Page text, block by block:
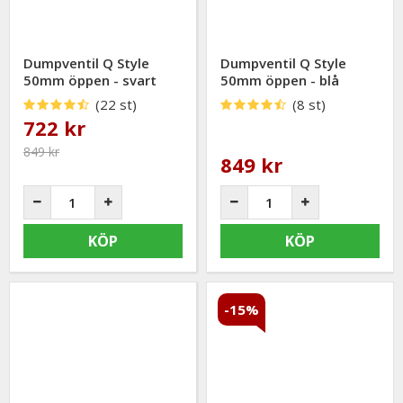
Dumpventil Q Style
50mm öppen - svart
(22 st)
722 kr
849 kr
KÖP
Dumpventil Q Style
50mm öppen - blå
(8 st)
849 kr
KÖP
-15%